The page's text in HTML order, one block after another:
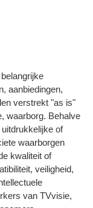
aanbiedingen,
verstrekt "as is"
waarborg. Behalve
of
waarborgen
kwaliteit of
veiligheid,
van TVvisie,